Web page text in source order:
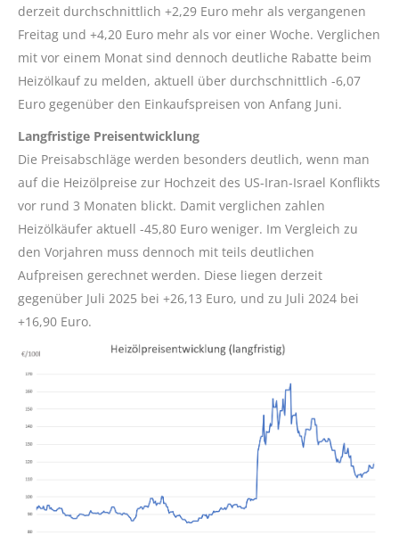
derzeit durchschnittlich +2,29 Euro mehr als vergangenen
Freitag und +4,20 Euro mehr als vor einer Woche. Verglichen
mit vor einem Monat sind dennoch deutliche Rabatte beim
Heizölkauf zu melden, aktuell über durchschnittlich -6,07
Euro gegenüber den Einkaufspreisen von Anfang Juni.
Langfristige Preisentwicklung
Die Preisabschläge werden besonders deutlich, wenn man
auf die Heizölpreise zur Hochzeit des US-Iran-Israel Konflikts
vor rund 3 Monaten blickt. Damit verglichen zahlen
Heizölkäufer aktuell -45,80 Euro weniger. Im Vergleich zu
den Vorjahren muss dennoch mit teils deutlichen
Aufpreisen gerechnet werden. Diese liegen derzeit
gegenüber Juli 2025 bei +26,13 Euro, und zu Juli 2024 bei
+16,90 Euro.